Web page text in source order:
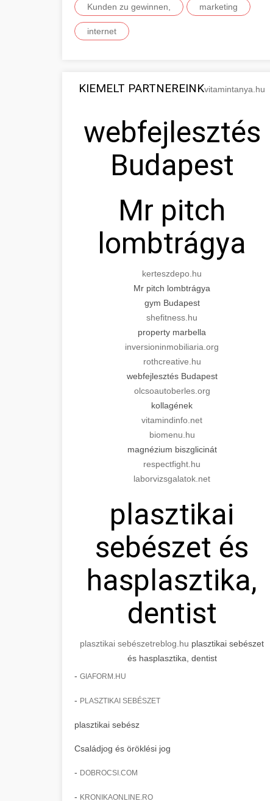
Kunden zu gewinnen, marketing
internet
KIEMELT PARTNEREINKvitamintanya.hu
webfejlesztés
Budapest
Mr pitch
lombtrágya
kerteszdepo.hu
Mr pitch lombtrágya
gym Budapest
shefitness.hu
property marbella
inversioninmobiliaria.org
rothcreative.hu
webfejlesztés Budapest
olcsoautoberles.org
kollagének
vitamindinfo.net
biomenu.hu
magnézium biszglicinát
respectfight.hu
laborvizsgalatok.net
plasztikai
sebészet és
hasplasztika,
dentist
plasztikai sebészetreblog.hu plasztikai sebészet
és hasplasztika, dentist
- GIAFORM.HU
- PLASZTIKAI SEBÉSZET
plasztikai sebész
Családjog és öröklési jog
- DOBROCSI.COM
- KRONIKAONLINE.RO